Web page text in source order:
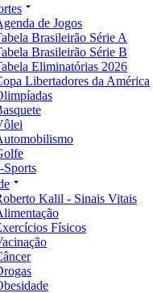
de Jogos
Brasileirão Série A
Brasileirão Série B
Eliminatórias 2026
Libertadores da América
Sports
Kalil - Sinais Vitais
Físicos